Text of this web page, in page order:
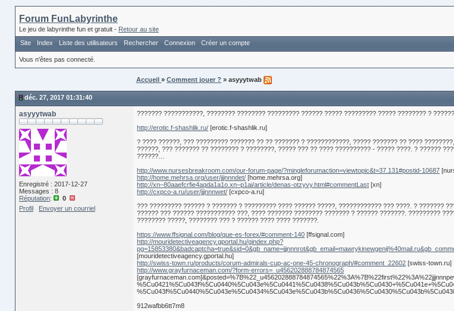
Forum FunLabyrinthe
Le jeu de labyrinthe fun et gratuit - Retour au site
Site
Index Liste des utilisateurs Rechercher Connexion Créer un compte
Vous n'êtes pas connecté.
Accueil»Comment jouer ? » asyyytwab
déc. 27, 2017 01:31:40
asyyytwab
Enregistré : 2017-12-27
Messages : 8
Réputation:
0
Profil
Envoyer un courriel
??????? ???????????, ???????? ???????? ????????? ?????? ????? ????????? ????? ???????? ?
http://erotic.f-shashlik.ru/ [erotic.f-shashlik.ru]
? ???? ??????, ??? ????????? ??????? ?? ?? ??????? ? ????????????, ????? ??????? ?? ????
??????, ??? ??????? ?? ???????? ? ????????, ????? ??? ?? ???? ?????????? - ????? ????. ? ??????
??????…
http://www.nursesbreakroom.com/our-forum-page/?mingleforumaction=viewtopic&t=37.131#postid-10687
http://home.mehrsa.org/user/jjjnnndet/ [home.mehrsa.org]
http://xn–80aaefcrfie4aqda1a1o.xn–p1ai/article/denas-otzyvy.html#commentLast [xn]
http://cxpco-a.ru/user/jjjnnnwet/ [cxpco-a.ru]
??? ????????? ?????? ? ??????? ? ????????? ???? ?????? ?????, ???????????? ??? ????. ? ???????
?????? ??? ?????? ??????????? ???, ???? ??????? ???????? ??????? ? ?????? ???????. ?????????
???????? ?????, ???????? ??? ? ?????? ???? ???? ???????.
https://www.ffsignal.com/blog/que-es-forex/#comment-140 [ffsignal.com]
http://mouridetectiveagency.gportal.hu/gindex.php?
[mouridetectiveagency.gportal.hu]
http://swiss-town.ru/products/corum-admirals-cup-ac-one-45-chronograph/#comment_22602 [swiss-town.ru]
http://www.grayfurnaceman.com/?form-errors=_u456202888784874565
912wafbb6tt7m8